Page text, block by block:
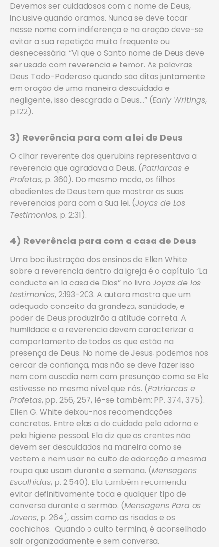
Devemos ser cuidadosos com o nome de Deus,
inclusive quando oramos. Nunca se deve tocar
nesse nome com indiferença e na oração deve-se
evitar a sua repetição muito frequente ou
desnecessária. “Vi que o Santo nome de Deus deve
ser usado com reverencia e temor. As palavras
Deus Todo-Poderoso quando são ditas juntamente
em oração de uma maneira descuidada e
negligente, isso desagrada a Deus…” (Early Writings,
p.122).
3) Reverência para com a lei de Deus
O olhar reverente dos querubins representava a
reverencia que agradava a Deus. (Patriarcas e
Profetas, p. 360). Do mesmo modo, os filhos
obedientes de Deus tem que mostrar as suas
reverencias para com a Sua lei. (Joyas de Los
Testimonios, p. 2:31).
4) Reverência para com a casa de Deus
Uma boa ilustração dos ensinos de Ellen White
sobre a reverencia dentro da igreja é o capítulo “La
conducta en la casa de Dios” no livro Joyas de los
testimonios, 2:193-203. A autora mostra que um
adequado conceito da grandeza, santidade, e
poder de Deus produzirão a atitude correta. A
humildade e a reverencia devem caracterizar o
comportamento de todos os que estão na
presença de Deus. No nome de Jesus, podemos nos
cercar de confiança, mas não se deve fazer isso
nem com ousadia nem com presunção como se Ele
estivesse no mesmo nível que nós. (Patriarcas e
Profetas, pp. 256, 257, lê-se também: PP. 374, 375).
Ellen G. White deixou-nos recomendações
concretas. Entre elas a do cuidado pelo adorno e
pela higiene pessoal. Ela diz que os crentes não
devem ser descuidados na maneira como se
vestem e nem usar no culto de adoração a mesma
roupa que usam durante a semana. (Mensagens
Escolhidas, p. 2:540). Ela também recomenda
evitar definitivamente toda e qualquer tipo de
conversa durante o sermão. (Mensagens Para os
Jovens, p. 264), assim como as risadas e os
cochichos. Quando o culto termina, é aconselhado
sair organizadamente e sem conversa.